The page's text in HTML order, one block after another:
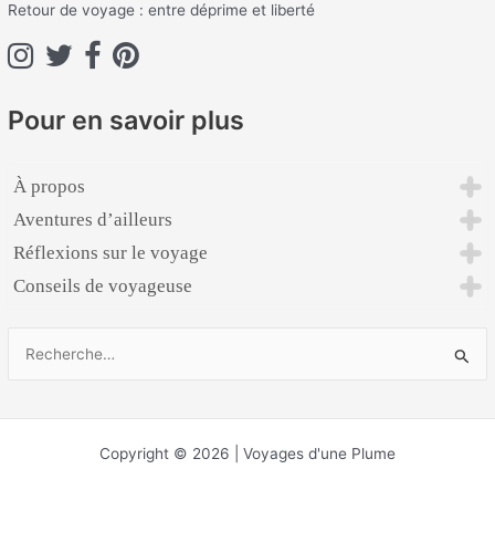
Retour de voyage : entre déprime et liberté
Pour en savoir plus
À propos
Aventures d’ailleurs
Réflexions sur le voyage
Conseils de voyageuse
c
Copyright © 2026 | Voyages d'une Plume